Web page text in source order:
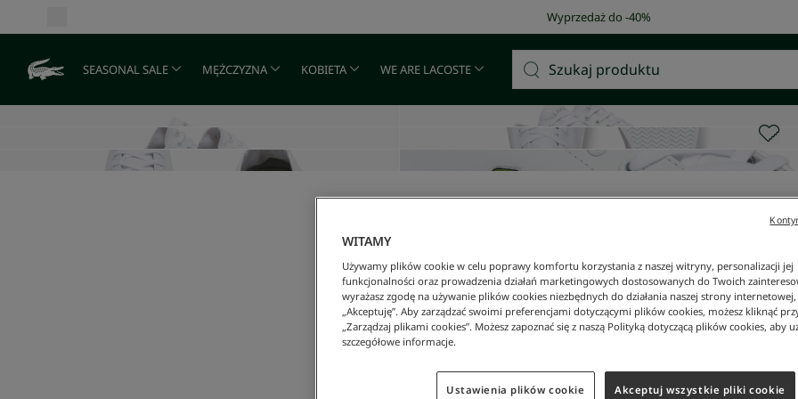
Darmowa dostawa od 400 zł!
SEASONAL SALE MĘŻCZYZNA KOBIETA WE ARE LACOSTE
WITAMY
Używamy plików cookie w celu poprawy komfortu korzystania z naszej witryny, personalizacji jej
funkcjonalności oraz prowadzenia działań marketingowych dostosowanych do Twoich
wyrażasz zgodę na używanie plików cookies niezbędnych do działania naszej strony
„Akceptuję”. Aby zarządzać swoimi preferencjami dotyczącymi plików cookies, możesz kliknąć
„Zarządzaj plikami cookies”. Możesz zapoznać się z naszą Polityką dotyczącą plików cookies, aby
szczegółowe informacje.
Ustawienia plików cookie Akceptuj wszystkie pliki cookie